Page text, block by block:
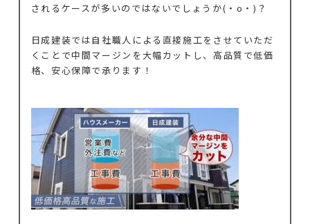
されるケースが多いのではないでしょうか(・o・)？
日成建装では自社職人による直接施工をさせていただ
くことで中間マージンを大幅カットし、高品質で低価
格、安心保障で承ります！